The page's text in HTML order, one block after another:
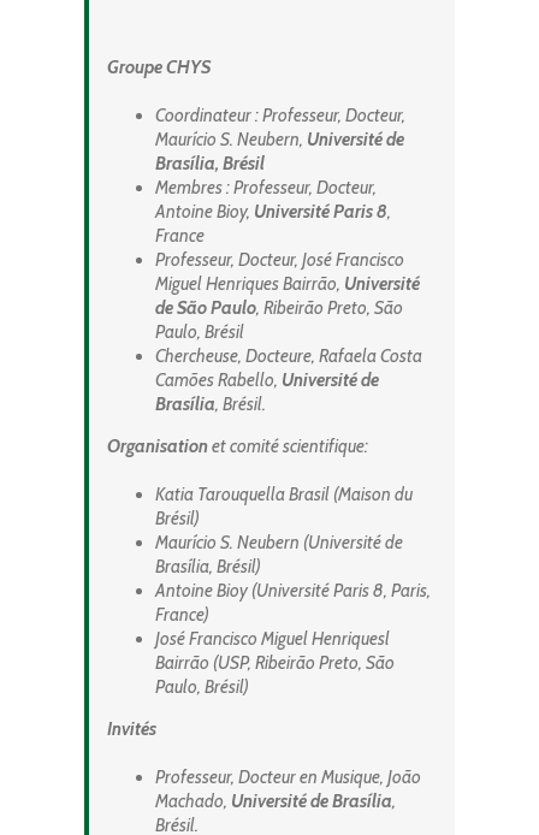
Groupe CHYS
Coordinateur : Professeur, Docteur,
Maurício S. Neubern, Université de
Brasília, Brésil
Membres : Professeur, Docteur,
Antoine Bioy, Université Paris 8,
France
Professeur, Docteur, José Francisco
Miguel Henriques Bairrão, Université
de São Paulo, Ribeirão Preto, São
Paulo, Brésil
Chercheuse, Docteure, Rafaela Costa
Camões Rabello, Université de
Brasília, Brésil.
Organisationet comité scientifique:
Katia Tarouquella Brasil (Maison du
Brésil)
Maurício S. Neubern (Université de
Brasília, Brésil)
Antoine Bioy (Université Paris 8, Paris,
France)
José Francisco Miguel Henriquesl
Bairrão (USP, Ribeirão Preto, São
Paulo, Brésil)
Invités
Professeur, Docteur en Musique, João
Machado, Université de Brasília,
Brésil.